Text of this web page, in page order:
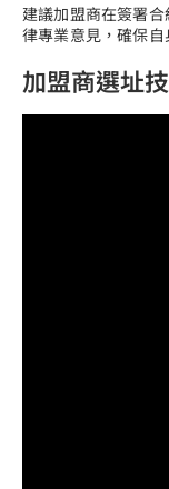
建議加盟商在簽署
律專業意見，確保
加盟商選址